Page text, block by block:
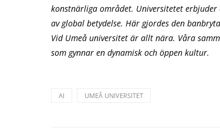
konstnärliga området. Universitetet erbjuder
av global betydelse. Här gjordes den
Vid Umeå universitet är allt nära. Våra
som gynnar en dynamisk och öppen kultur.
AI UMEÅ UNIVERSITET